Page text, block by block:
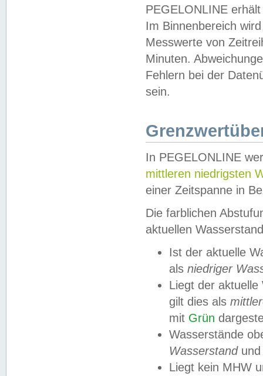
PEGELONLINE
Im Binnenbereich
Messwerte von
Minuten.
Fehlern bei der
sein.
In PEGELONLINE
mittleren niedrigsten
einer Zeitspanne in
Die farblichen
aktuellen
Ist der aktuelle
als niedriger
Liegt der
gilt dies als
mit Grün
Wasserstände
Wasserstandund
Liegt kein MHW